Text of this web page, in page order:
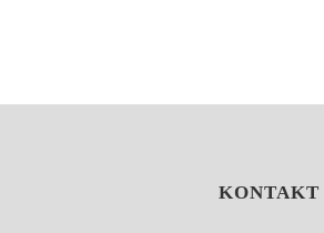
KONTAKT